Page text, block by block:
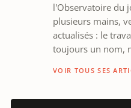
l'Observatoire du
plusieurs mains,
actualisés : le
toujours un nom,
VOIR TOUS SES